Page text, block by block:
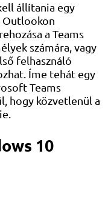
állítania egy
Outlookon
a Teams
számára, vagy
felhasználó
Íme tehát egy
Teams
hogy közvetlenül a
10